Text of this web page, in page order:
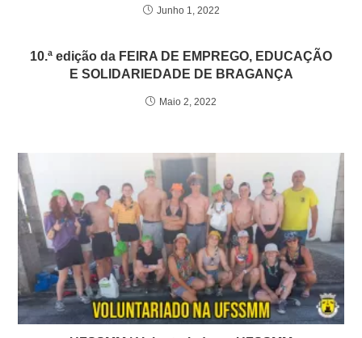
Junho 1, 2022
10.ª edição da FEIRA DE EMPREGO, EDUCAÇÃO
E SOLIDARIEDADE DE BRAGANÇA
Maio 2, 2022